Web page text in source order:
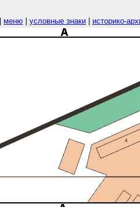
меню условные знаки историко-